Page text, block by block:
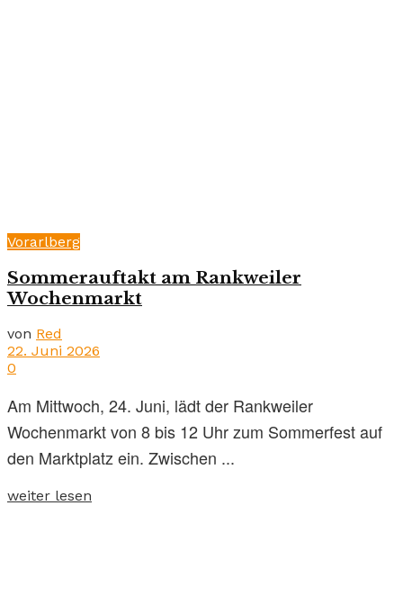
Vorarlberg
Sommerauftakt am Rankweiler
Wochenmarkt
von Red
22. Juni 2026
0
Am Mittwoch, 24. Juni, lädt der Rankweiler
Wochenmarkt von 8 bis 12 Uhr zum Sommerfest auf
den Marktplatz ein. Zwischen ...
weiter lesen